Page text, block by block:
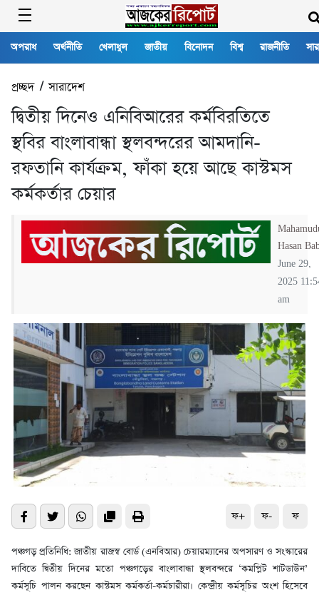
অপরাধ অর্থনীতি খেলাধুল জাতীয় বিনোদন বিশ্ব রাজনীতি
প্রচ্ছদ/সারাদেশ
দ্বিতীয় দিনেও এনিবিআরের কর্মবিরতিতে
স্থবির বাংলাবান্ধা স্থলবন্দরের আমদানি-
রফতানি কার্যক্রম, ফাঁকা হয়ে আছে কাস্টমস
কর্মকর্তার চেয়ার
Hasan
June 29,
2025
am
ফ+ ফ- ফ
পঞ্চগড় প্রতিনিধি: জাতীয় রাজস্ব বোর্ড (এনবিআর) চেয়ারম্যানের অপসারণ ও সংস্কারের
দাবিতে দ্বিতীয় দিনের মতো পঞ্চগড়ের বাংলাবান্ধা স্থলবন্দরে ‘কমপ্লিট শাটডাউন’
কর্মসূচি পালন করছেন কাস্টমস কর্মকর্তা-কর্মচারীরা। কেন্দ্রীয় কর্মসূচির অংশ হিসেবে